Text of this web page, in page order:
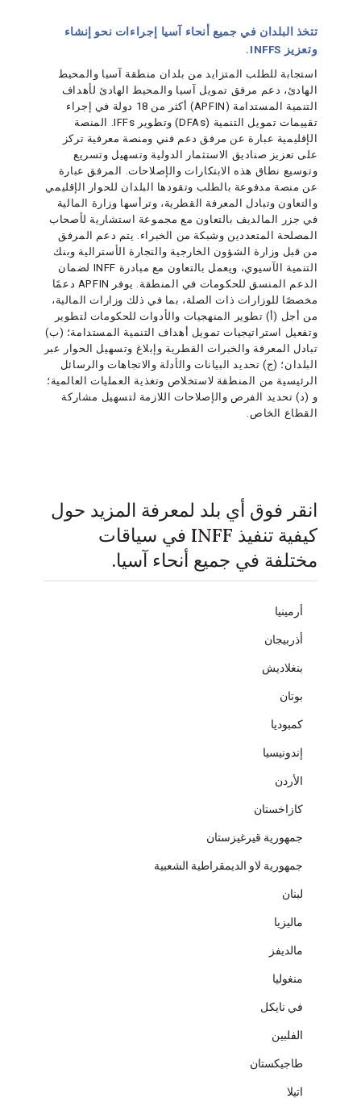
تتخذ البلدان في جميع أنحاء آسيا إجراءات نحو إنشاء
وتعزيز INFFS.
استجابة للطلب المتزايد من بلدان منطقة آسيا والمحيط
الهادئ، دعم مرفق تمويل آسيا والمحيط الهادئ لأهداف
التنمية المستدامة (APFIN) أكثر من 18 دولة في إجراء
تقييمات تمويل التنمية (DFAs) وتطوير IFFs. المنصة
الإقليمية عبارة عن مرفق دعم فني ومنصة معرفية تركز
على تعزيز صناديق الاستثمار الدولية وتسهيل وتسريع
وتوسيع نطاق هذه الابتكارات والإصلاحات. المرفق عبارة
عن منصة مدفوعة بالطلب وتقودها البلدان للحوار الإقليمي
والتعاون وتبادل المعرفة القطرية، وترأسها وزارة المالية
في جزر المالديف بالتعاون مع مجموعة استشارية لأصحاب
المصلحة المتعددين وشبكة من الخبراء. يتم دعم المرفق
من قبل وزارة الشؤون الخارجية والتجارة الأسترالية وبنك
التنمية الآسيوي، ويعمل بالتعاون مع مبادرة INFF لضمان
الدعم المنسق للحكومات في المنطقة. يوفر APFIN دعمًا
مخصصًا للوزارات ذات الصلة، بما في ذلك وزارات المالية،
من أجل (أ) تطوير المنهجيات والأدوات للحكومات لتطوير
وتفعيل استراتيجيات تمويل أهداف التنمية المستدامة؛ (ب)
تبادل المعرفة والخبرات القطرية وإبلاغ وتسهيل الحوار عبر
البلدان؛ (ج) تحديد البيانات والأدلة والاتجاهات والرسائل
الرئيسية من المنطقة لاستخلاص وتغذية العمليات العالمية؛
و (د) تحديد الفرص والإصلاحات اللازمة لتسهيل مشاركة
القطاع الخاص.
انقر فوق أي بلد لمعرفة المزيد حول
كيفية تنفيذ INFF في سياقات
مختلفة في جميع أنحاء آسيا.
أرمينيا
أذربيجان
بنغلاديش
بوتان
كمبوديا
إندونيسيا
الأردن
كازاخستان
جمهورية قيرغيزستان
جمهورية لاو الديمقراطية الشعبية
لبنان
ماليزيا
مالديفز
منغوليا
في نايكل
الفلبين
طاجيكستان
اتيلا